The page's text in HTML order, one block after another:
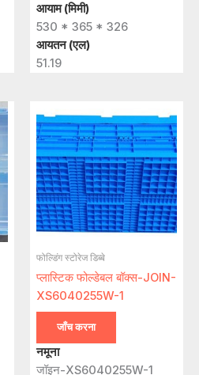
आयाम (मिमी)
530 * 365 * 326
आयतन (एल)
51.19
फोल्डिंग स्टोरेज डिब्बे
प्लास्टिक फोल्डेबल बॉक्स-JOIN-
XS6040255W-1
जाँच करना
नमूना
जॉइन-XS6040255W-1